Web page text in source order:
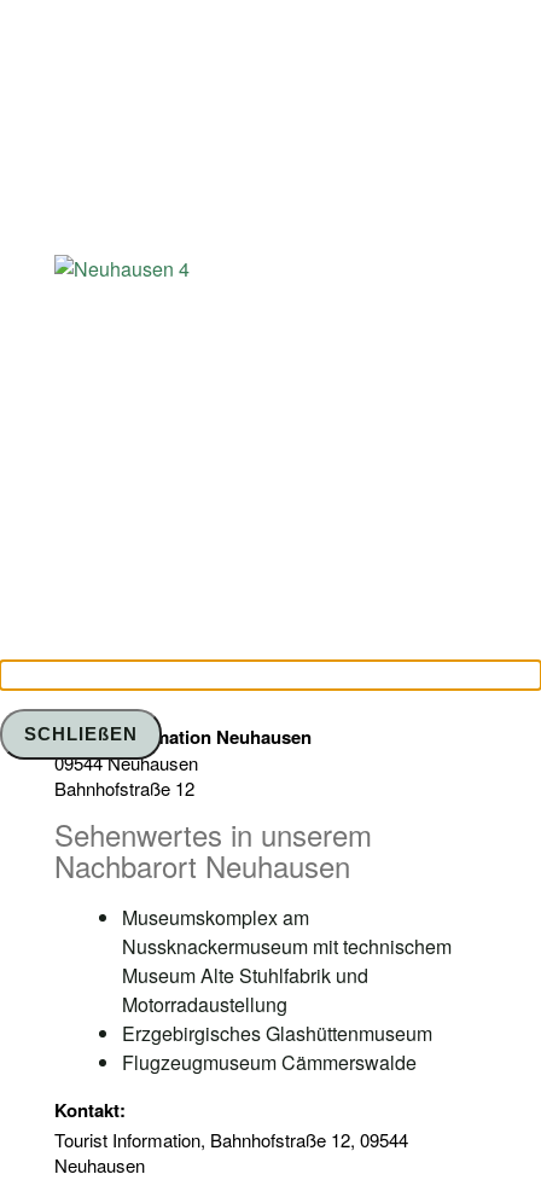
Touristinformation Neuhausen
09544 Neuhausen
Bahnhofstraße 12
Sehenwertes in unserem
Nachbarort Neuhausen
Museumskomplex am
Nussknackermuseum mit technischem
Museum Alte Stuhlfabrik und
Motorradaustellung
Erzgebirgisches Glashüttenmuseum
Flugzeugmuseum Cämmerswalde
Kontakt:
Tourist Information, Bahnhofstraße 12, 09544
Neuhausen
SCHLIEßEN